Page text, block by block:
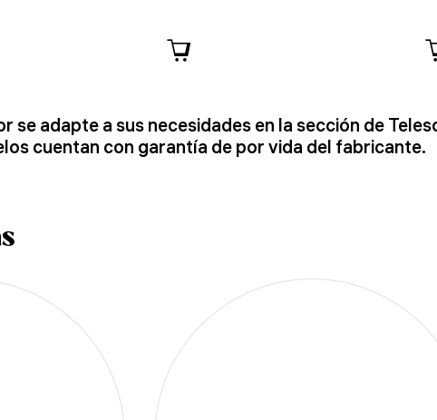
se adapte a sus necesidades en la sección de
cuentan con garantía de por vida del fabricante.